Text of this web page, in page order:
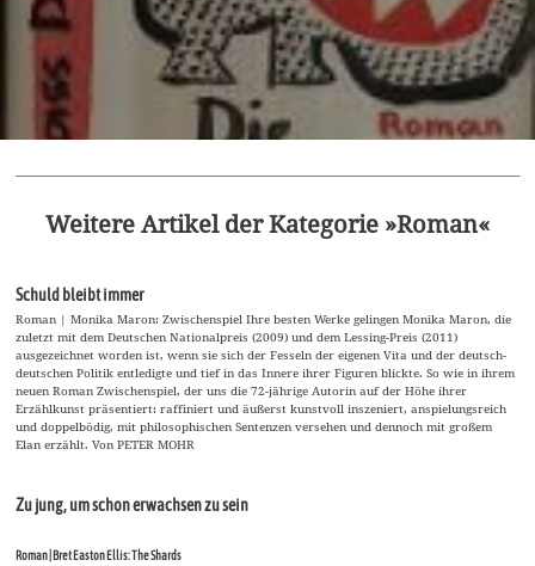
Weitere Artikel der Kategorie »Roman«
Schuld bleibt immer
Roman | Monika Maron: Zwischenspiel Ihre besten Werke gelingen Monika Maron, die
zuletzt mit dem Deutschen Nationalpreis (2009) und dem Lessing-Preis (2011)
ausgezeichnet worden ist, wenn sie sich der Fesseln der eigenen Vita und der deutsch-
deutschen Politik entledigte und tief in das Innere ihrer Figuren blickte. So wie in ihrem
neuen Roman Zwischenspiel, der uns die 72-jährige Autorin auf der Höhe ihrer
Erzählkunst präsentiert: raffiniert und äußerst kunstvoll inszeniert, anspielungsreich
und doppelbödig, mit philosophischen Sentenzen versehen und dennoch mit großem
Elan erzählt. Von PETER MOHR
Zu jung, um schon erwachsen zu sein
Roman | Bret Easton Ellis: The Shards